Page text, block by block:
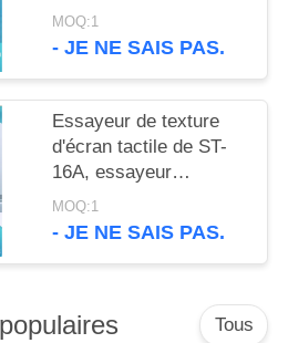
automatique de
viscosité de ST204B
MOQ:1
- JE NE SAIS PAS.
Essayeur de texture
d'écran tactile de ST-
16A, essayeur
médicinal de
concentration de
MOQ:1
- JE NE SAIS PAS.
Tous